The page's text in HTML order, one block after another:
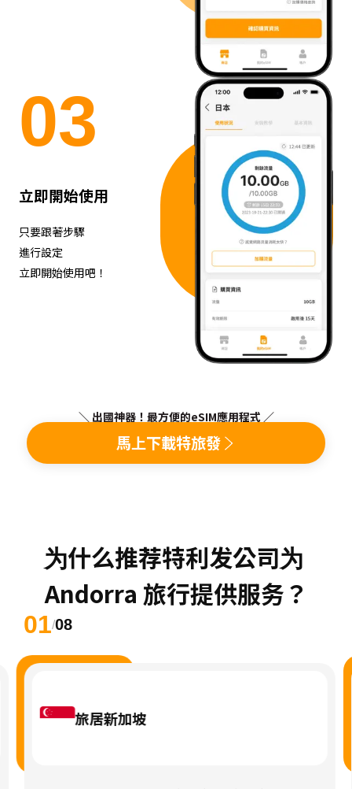
03
立即開始使用
只要跟著步驟
進行設定
立即開始使用吧！
＼ 出國神器！最方便的eSIM應用程式 ／
馬上下載特旅發
为什么推荐特利发公司为
Andorra 旅行提供服务？
01/08
旅居新加坡